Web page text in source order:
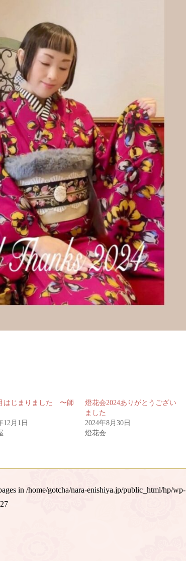
はじまりました 〜師
12月1日
燈花会2024ありがとうござい
ました
2024年8月30日
燈花会
in /home/gotcha/nara-enishiya.jp/public_html/hp/wp-
27